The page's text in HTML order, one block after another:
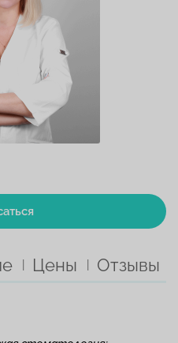
Цены Отзывы